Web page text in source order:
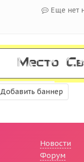
Еще нет
Добавить баннер
Новости
Форум